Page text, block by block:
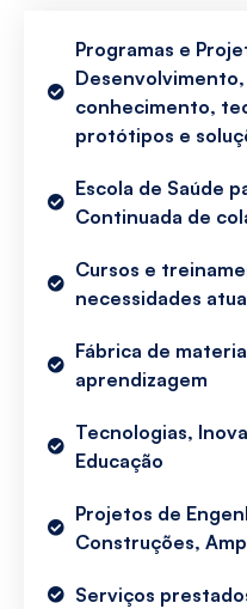
Programas e
conhecimento,
protótipos e
Escola de Saúde
Continuada de
Cursos e
necessidades
Fábrica de
aprendizagem
Tecnologias,
Educação
Projetos de
Construções,
Serviços